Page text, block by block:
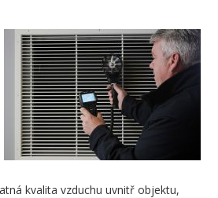
kvalita vzduchu uvnitř objektu,